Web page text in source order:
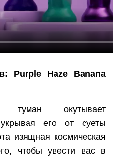
Purple Haze Banana
туман окутывает
его от суеты
изящная космическая
чтобы увести вас в